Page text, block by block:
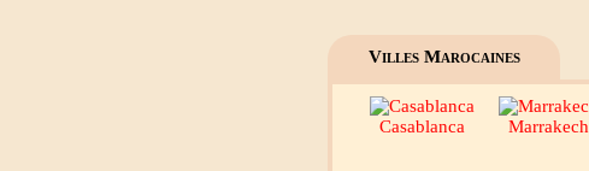
Villes Marocaines
Casablanca Marrakech